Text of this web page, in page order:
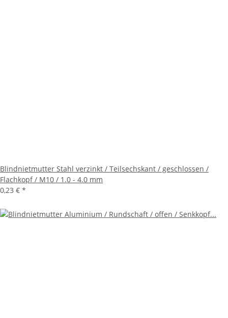
Blindnietmutter Stahl verzinkt / Teilsechskant / geschlossen /
Flachkopf / M10 / 1.0 - 4.0 mm
0,23 € *